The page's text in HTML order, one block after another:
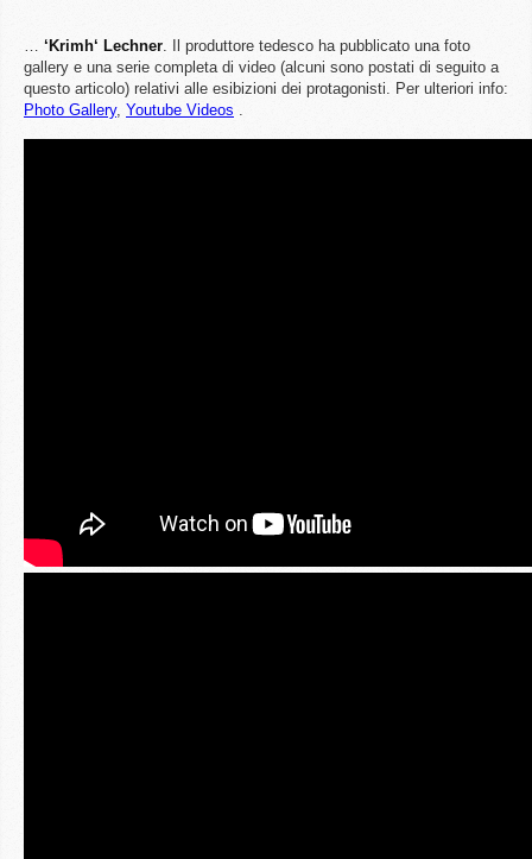
… ‘Krimh‘ Lechner. Il produttore tedesco ha pubblicato una foto
gallery e una serie completa di video (alcuni sono postati di seguito a
questo articolo) relativi alle esibizioni dei protagonisti. Per ulteriori info:
Photo Gallery, Youtube Videos .